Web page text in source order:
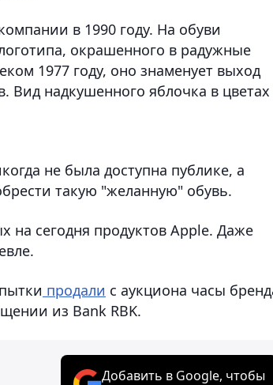
в 1990 году. На обуви
окрашенного в радужные
1977 году, оно знаменует выход
надкушенного яблочка в цветах
не была доступна публике, а
такую "желанную" обувь.
на сегодня продуктов Apple. Даже
продали с аукциона часы
из Bank RBK.
Добавить в Google, чтобы